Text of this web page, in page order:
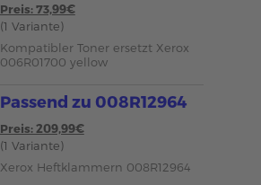
Preis: 73,99€
(1 Variante)
Kompatibler Toner ersetzt Xerox
006R01700 yellow
Passend zu 008R12964
Preis: 209,99€
(1 Variante)
Xerox Heftklammern 008R12964